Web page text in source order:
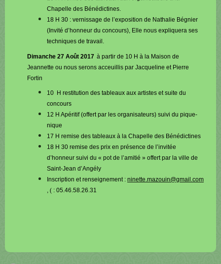
Chapelle des Bénédictines.
18 H 30 : vernissage de l’exposition de Nathalie Bégnier
(Invité d’honneur du concours), Elle nous expliquera ses
techniques de travail.
Dimanche 27 Août 2017 à partir de 10 H à la Maison de
Jeannette ou nous serons acceuillis par Jacqueline et Pierre
Fortin
10 H restitution des tableaux aux artistes et suite du
concours
12 H Apéritif (offert par les organisateurs) suivi du pique-
nique
17 H remise des tableaux à la Chapelle des Bénédictines
18 H 30 remise des prix en présence de l’invitée
d’honneur suivi du « pot de l’amitié » offert par la ville de
Saint-Jean d’Angély
Inscription et renseignement : ninette.mazouin@gmail.com
, ( : 05.46.58.26.31